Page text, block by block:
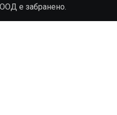
е забранено.